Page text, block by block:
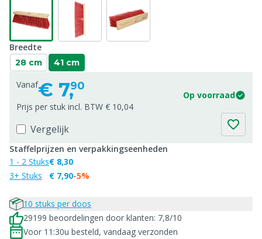
Breedte
28 cm 41 cm
Vanaf€ 7,90
Op voorraad
Prijs per stuk incl. BTW € 10,04
Vergelijk
Staffelprijzen en verpakkingseenheden
1 - 2 Stuks
3+ Stuks
€ 8,30
€ 7,90-5%
10 stuks per doos
29199 beoordelingen door klanten: 7,8/10
Voor 11:30u besteld, vandaag verzonden